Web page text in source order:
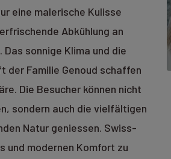
eine malerische Kulisse
Abkühlung an
sonnige Klima und die
der Familie Genoud schaffen
Die Besucher können nicht
sondern auch die vielfältigen
Natur geniessen. Swiss-
und modernen Komfort zu